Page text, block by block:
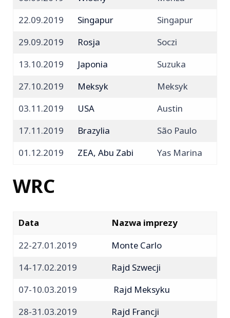
22.09.2019
Singapur
Singapur
29.09.2019
Rosja
Soczi
13.10.2019
Japonia
Suzuka
27.10.2019
Meksyk
Meksyk
03.11.2019
USA
Austin
17.11.2019
Brazylia
São Paulo
01.12.2019
ZEA, Abu Zabi Yas Marina
WRC
Data
Nazwa imprezy
22-27.01.2019
Monte Carlo
14-17.02.2019
Rajd Szwecji
07-10.03.2019
Rajd Meksyku
28-31.03.2019
Rajd Francji